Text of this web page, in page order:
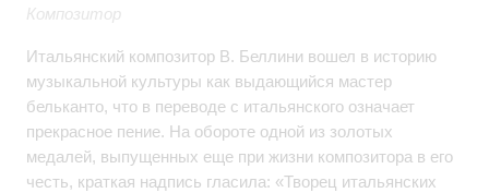
Композитор
Итальянский композитор В. Беллини вошел в историю
музыкальной культуры как выдающийся мастер
бельканто, что в переводе с итальянского означает
прекрасное пение. На обороте одной из золотых
медалей, выпущенных еще при жизни композитора в его
честь, краткая надпись гласила: «Творец итальянских